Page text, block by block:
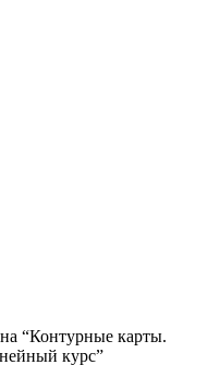
“Контурные карты.
курс”